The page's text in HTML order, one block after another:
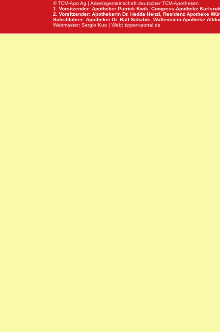
© TCM-Apo Ag | Arbeitsgemeinschaft deutscher TCM-Apotheken
1. Vorsitzender: Apotheker Patrick Kwik, Congress-Apotheke
2. Vorsitzender: Apothekerin Dr. Hedda Henzl, Residenz Apotheke
Schriftführer: Apotheker Dr. Ralf Schabik, Wallenstein-Apotheke
Webmaster: Sergio Kuo | Web: tippen-portal.de